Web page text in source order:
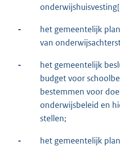
-
het gemeentelijk
van
-
het gemeentelijk
budget voor
bestemmen voor
onderwijsbeleid en
stellen;
-
het gemeentelijk